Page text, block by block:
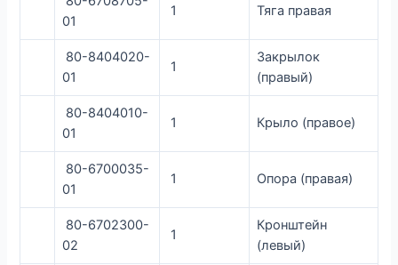
01
1 Тяга правая
80-8404020-
01
1
Закрылок
(правый)
80-8404010-
01
1 Крыло (правое)
80-6700035-
01
1 Опора (правая)
80-6702300-
02
1
Кронштейн
(левый)